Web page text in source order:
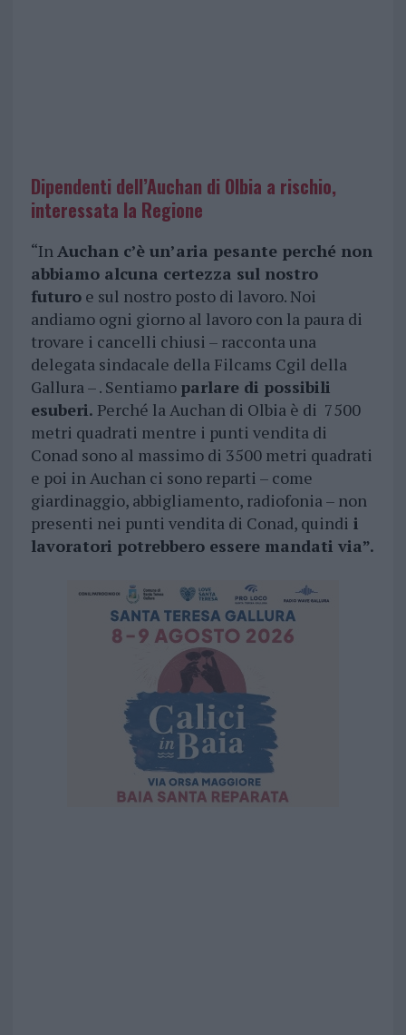
Dipendenti dell’Auchan di Olbia a rischio,
interessata la Regione
“InAuchan c’è un’aria pesante perché non
abbiamo alcuna certezza sul nostro
futuroe sul nostro posto di lavoro. Noi
andiamo ogni giorno al lavoro con la paura di
trovare i cancelli chiusi – racconta una
delegata sindacale della Filcams Cgil della
Gallura – . Sentiamo parlare di possibili
esuberi. Perché la Auchan di Olbia è di 7500
metri quadrati mentre i punti vendita di
Conad sono al massimo di 3500 metri quadrati
e poi in Auchan ci sono reparti – come
giardinaggio, abbigliamento, radiofonia – non
presenti nei punti vendita di Conad, quindi i
lavoratori potrebbero essere mandati via”.